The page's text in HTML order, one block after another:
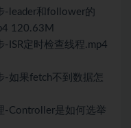
-leader和follower的
120.63M
ISR定时检查线程.mp4
-如果fetch不到数据怎
-Controller是如何选举